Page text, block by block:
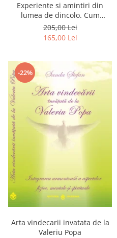
Experiente si amintiri din
lumea de dincolo. Cum
obtinem puteri
extrasenzoriale - cu exercitii
205,00 Lei
165,00 Lei
-22%
Arta vindecarii invatata de la
Valeriu Popa